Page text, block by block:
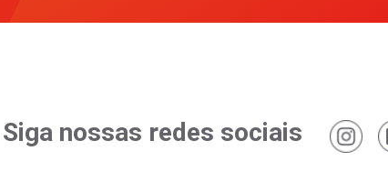
Siga nossas redes sociais